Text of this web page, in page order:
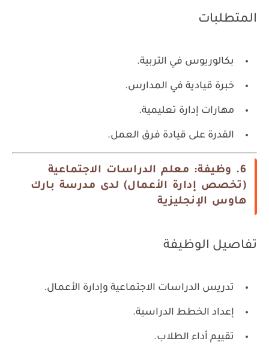
المتطلبات
بكالوريوس في التربية.
خبرة قيادية في المدارس.
مهارات إدارة تعليمية.
القدرة على قيادة فرق العمل.
6. وظيفة: معلم الدراسات الاجتماعية
(تخصص إدارة الأعمال) لدى مدرسة بارك
هاوس الإنجليزية
تفاصيل الوظيفة
تدريس الدراسات الاجتماعية وإدارة الأعمال.
إعداد الخطط الدراسية.
تقييم أداء الطلاب.